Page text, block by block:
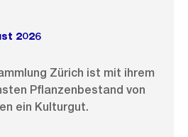
2026
Zürich ist mit ihrem
Pflanzenbestand von
ein Kulturgut.